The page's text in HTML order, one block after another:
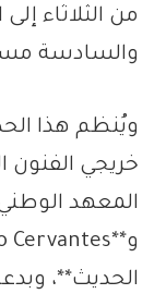
من الثلاثاء
والسادسة
ويُنظم هذا
خريجي الفنون
المعهد
الحديث**،